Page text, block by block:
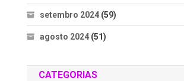
setembro 2024 (59)
agosto 2024 (51)
CATEGORIAS